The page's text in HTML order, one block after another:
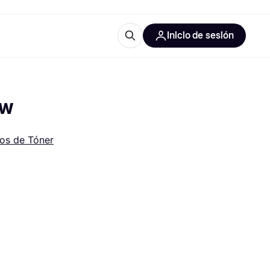
Inicio de sesión
de Tóner